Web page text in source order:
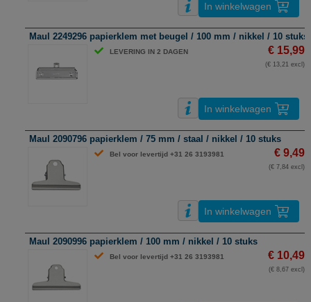
In winkelwagen
Maul 2249296 papierklem met beugel / 100 mm / nikkel / 10 stuks
LEVERING IN 2 DAGEN € 15,99
(€ 13,21 excl)
In winkelwagen
Maul 2090796 papierklem / 75 mm / staal / nikkel / 10 stuks
Bel voor levertijd +31 26 3193981 € 9,49
(€ 7,84 excl)
In winkelwagen
Maul 2090996 papierklem / 100 mm / nikkel / 10 stuks
Bel voor levertijd +31 26 3193981 € 10,49
(€ 8,67 excl)